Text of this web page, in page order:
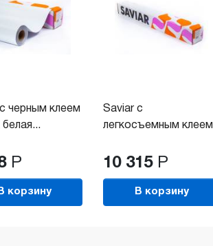
черным клеем
Р
В корзину
Saviar с
легкосъемным клеем
10 315 Р
В корзину